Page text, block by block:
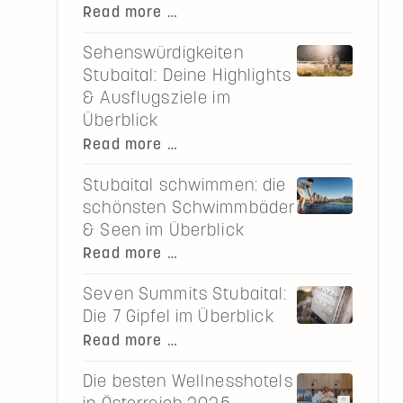
Read more …
Stubaital:
Erlebe
Wintersport,
Tiroler
Momente
Sehenswürdigkeiten
Stubaital: Deine Highlights
& Ausflugsziele im
Überblick
Read more …
Deine
Highlights
&
Überblick
Stubaital schwimmen: die
schönsten Schwimmbäder
& Seen im Überblick
Read more …
die
schönsten
Seen
Seven Summits Stubaital:
Die 7 Gipfel im Überblick
Read more …
Stubaital:
Die besten Wellnesshotels